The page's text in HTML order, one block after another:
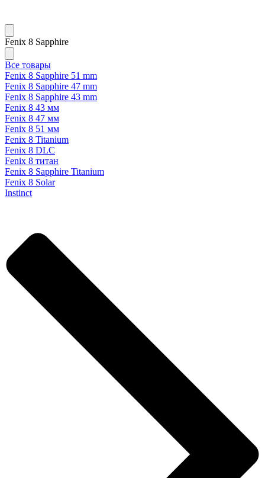
Fenix 8 Sapphire
Все товары
Fenix 8 Sapphire 51 mm
Fenix 8 Sapphire 47 mm
Fenix 8 Sapphire 43 mm
Fenix 8 43 мм
Fenix 8 47 мм
Fenix 8 51 мм
Fenix 8 Titanium
Fenix 8 DLC
Fenix 8 титан
Fenix 8 Sapphire Titanium
Fenix 8 Solar
Instinct